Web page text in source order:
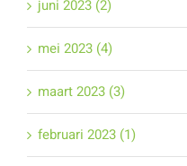
juni 2023 (2)
mei 2023 (4)
maart 2023 (3)
februari 2023 (1)